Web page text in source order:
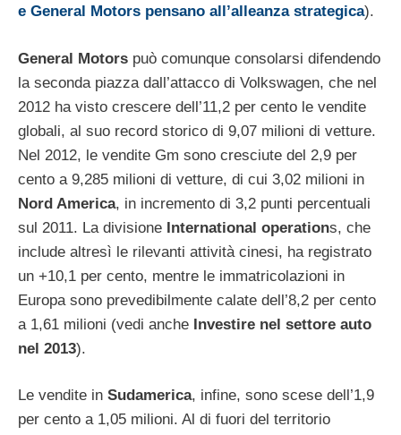
e General Motors pensano all’alleanza strategica).
General Motors può comunque consolarsi difendendo
la seconda piazza dall’attacco di Volkswagen, che nel
2012 ha visto crescere dell’11,2 per cento le vendite
globali, al suo record storico di 9,07 milioni di vetture.
Nel 2012, le vendite Gm sono cresciute del 2,9 per
cento a 9,285 milioni di vetture, di cui 3,02 milioni in
Nord America, in incremento di 3,2 punti percentuali
sul 2011. La divisione International operations, che
include altresì le rilevanti attività cinesi, ha registrato
un +10,1 per cento, mentre le immatricolazioni in
Europa sono prevedibilmente calate dell’8,2 per cento
a 1,61 milioni (vedi anche Investire nel settore auto
nel 2013).
Le vendite in Sudamerica, infine, sono scese dell’1,9
per cento a 1,05 milioni. Al di fuori del territorio